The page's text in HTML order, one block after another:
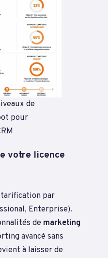
de
pour
votre licence
par
Enterprise).
de marketing
avancé sans
à laisser de